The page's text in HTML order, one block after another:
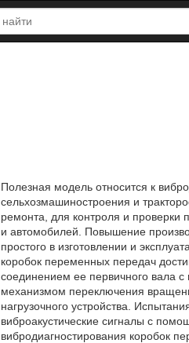
Полезная модель относится к
сельхозмашиностроения и
ремонта, для контроля и проверки
и автомобилей. Повышение
простого в изготовлении и
коробок переменных передач
соединением ее первичного вала
механизмом переключения
нагрузочного устройства.
виброакустические сигналы с
вибродиагностирования коробок